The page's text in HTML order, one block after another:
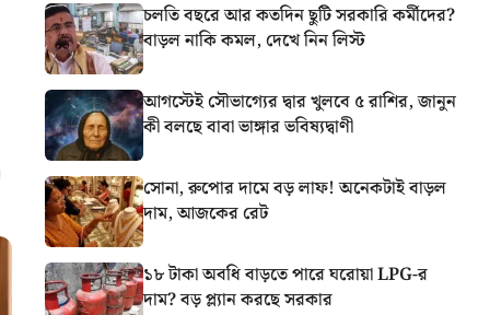
চলতি বছরে আর কতদিন ছুটি সরকারি কর্মীদের?
বাড়ল নাকি কমল, দেখে নিন লিস্ট
আগস্টেই সৌভাগ্যের দ্বার খুলবে ৫ রাশির, জানুন
কী বলছে বাবা ভাঙ্গার ভবিষ্যদ্বাণী
সোনা, রুপোর দামে বড় লাফ! অনেকটাই বাড়ল
দাম, আজকের রেট
১৮ টাকা অবধি বাড়তে পারে ঘরোয়া LPG-র
দাম? বড় প্ল্যান করছে সরকার